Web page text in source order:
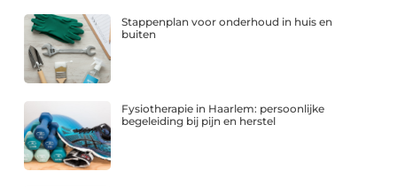
Stappenplan voor onderhoud in huis en
buiten
Fysiotherapie in Haarlem: persoonlijke
begeleiding bij pijn en herstel